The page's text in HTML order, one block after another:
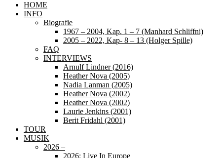
HOME
INFO
Biografie
1967 – 2004, Kap. 1 – 7 (Manhard Schliffni)
2005 – 2022, Kap- 8 – 13 (Holger Spille)
FAQ
INTERVIEWS
Arnulf Lindner (2016)
Heather Nova (2005)
Nadia Lanman (2005)
Heather Nova (2002)
Heather Nova (2002)
Laurie Jenkins (2001)
Berit Fridahl (2001)
TOUR
MUSIK
2026 –
2026: Live In Europe